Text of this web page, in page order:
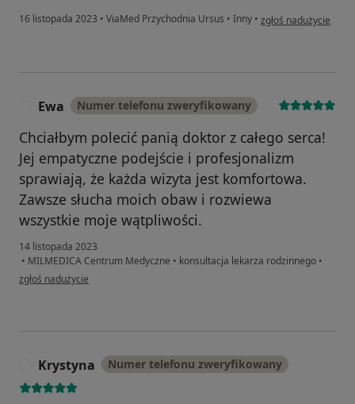
16 listopada 2023 • ViaMed Przychodnia Ursus • Inny • w opinii użytkownika
zgłoś nadużycie
Ewa Numer telefonu zweryfikowany
Chciałbym polecić panią doktor z całego serca!
Jej empatyczne podejście i profesjonalizm
sprawiają, że każda wizyta jest komfortowa.
Zawsze słucha moich obaw i rozwiewa
wszystkie moje wątpliwości.
14 listopada 2023
• MILMEDICA Centrum Medyczne • konsultacja lekarza rodzinnego •
w opinii użytkownika Ewa
zgłoś nadużycie
Krystyna Numer telefonu zweryfikowany